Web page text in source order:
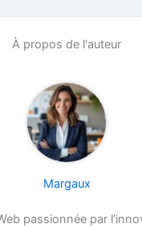
À propos de l'auteur
Margaux
passionnée par